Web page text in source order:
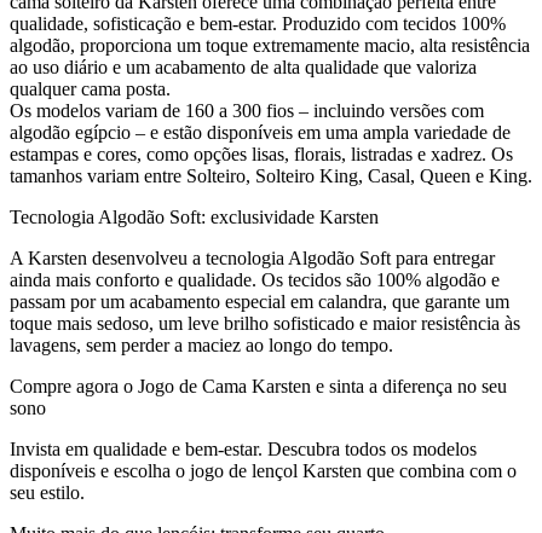
qualidade, sofisticação e bem-estar. Produzido com tecidos 100%
algodão, proporciona um toque extremamente macio, alta resistência
ao uso diário e um acabamento de alta qualidade que valoriza
qualquer cama posta.
Os modelos variam de 160 a 300 fios – incluindo versões com
algodão egípcio – e estão disponíveis em uma ampla variedade de
estampas e cores, como opções lisas, florais, listradas e xadrez. Os
tamanhos variam entre Solteiro, Solteiro King, Casal, Queen e King.
Tecnologia Algodão Soft: exclusividade Karsten
A Karsten desenvolveu a tecnologia Algodão Soft para entregar
ainda mais conforto e qualidade. Os tecidos são 100% algodão e
passam por um acabamento especial em calandra, que garante um
toque mais sedoso, um leve brilho sofisticado e maior resistência às
lavagens, sem perder a maciez ao longo do tempo.
Compre agora o Jogo de Cama Karsten e sinta a diferença no seu
sono
Invista em qualidade e bem-estar. Descubra todos os modelos
disponíveis e escolha o jogo de lençol Karsten que combina com o
seu estilo.